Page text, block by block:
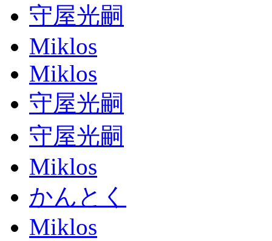
守屋光嗣
Miklos
Miklos
守屋光嗣
守屋光嗣
Miklos
かんとく
Miklos